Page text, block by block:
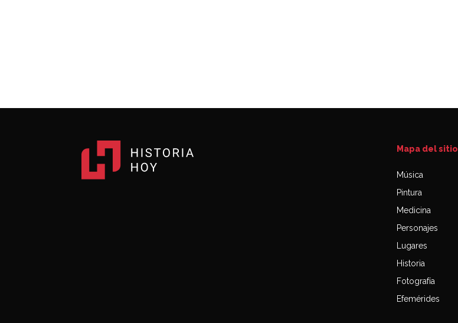
Mapa del sitio
Música
Pintura
Medicina
Personajes
Lugares
Historia
Fotografía
Efemérides